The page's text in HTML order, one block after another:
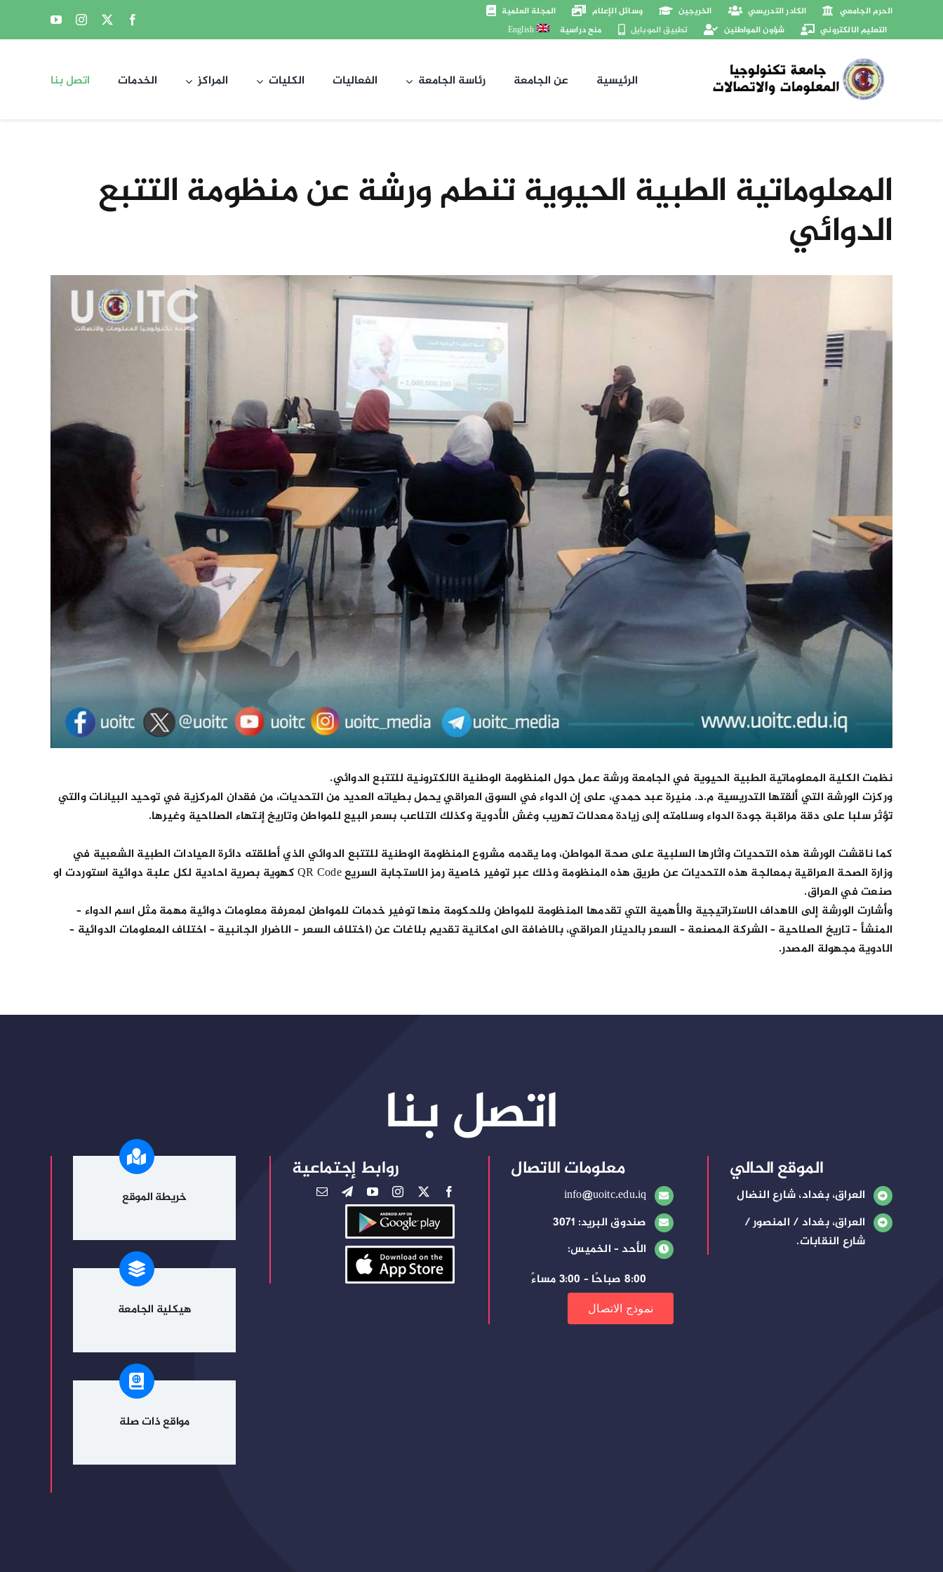
الحرم الجامعي الكادر التدريسي الخريجين وسائل الإعلام
المجلة العلمية
التعليم الالكتروني
شؤون المواطنين تطبيق الموبايل منح دراسية English
الرئيسية عن الجامعة رئاسة الجامعة الفعاليات الكليات المراكز الخدمات اتصل بنا
المعلوماتية الطبية الحيوية تنطم ورشة عن منظومة التتبع
الدوائي
Image
نظمت الكلية المعلوماتية الطبية الحيوية في الجامعة ورشة عمل حول المنظومة الوطنية الالكترونية للتتبع الدوائي.
وركزت الورشة التي ألقتها التدريسية م.د. منيرة عبد حمدي، على إن الدواء في السوق العراقي يحمل بطياته العديد من التحديات، من فقدان المركزية في توحيد البيانات والتي
تؤثر سلبا على دقة مراقبة جودة الدواء وسلامته إلى زيادة معدلات تهريب وغش الأدوية وكذلك التلاعب بسعر البيع للمواطن وتاريخ إنتهاء الصلاحية وغيرها.
كما ناقشت الورشة هذه التحديات واثارها السلبية على صحة المواطن، وما يقدمه مشروع المنظومة الوطنية للتتبع الدوائي الذي أطلقته دائرة العيادات الطبية الشعبية في
وزارة الصحة العراقية بمعالجة هذه التحديات عن طريق هذه المنظومة وذلك عبر توفير خاصية رمز الاستجابة السريع QR Code كهوية بصرية احادية لكل علبة دوائية استوردت او
صنعت في العراق.
وأشارت الورشة إلى الاهداف الاستراتيجية والأهمية التي تقدمها المنظومة للمواطن وللحكومة منها توفير خدمات للمواطن لمعرفة معلومات دوائية مهمة مثل اسم الدواء –
المنشأ – تاريخ الصلاحية – الشركة المصنعة – السعر بالدينار العراقي، بالاضافة الى امكانية تقديم بلاغات عن (اختلاف السعر – الاضرار الجانبية – اختلاف المعلومات الدوائية –
الادوية مجهولة المصدر.
اتصل بنا
الموقع الحالي
العراق، بغداد، شارع النضال
العراق، بغداد / المنصور /
شارع النقابات.
معلومات الاتصال
info@uoitc.edu.iq
صندوق البريد: 3071
الأحد – الخميس:
8:00 صباحًا – 3:00 مساءً
نموذج الاتصال
روابط إجتماعية
خريطة الموقع
هيكلية الجامعة
مواقع ذات صلة